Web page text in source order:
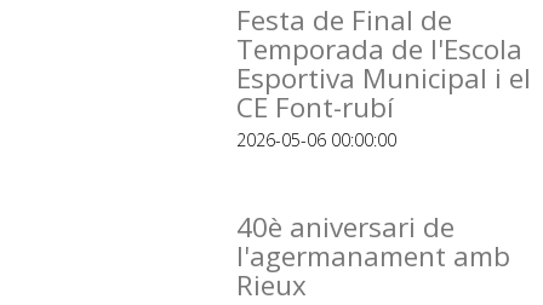
Festa de Final de
Temporada de l'Escola
Esportiva Municipal i el
CE Font-rubí
2026-05-06 00:00:00
40è aniversari de
l'agermanament amb
Rieux